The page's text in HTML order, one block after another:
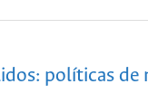
políticas